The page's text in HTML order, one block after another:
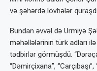
və şəhərdə lövhələr
Bundan əvvəl də Urmiyə
məhəllələrinin türk adları
tədbirlər görmüşdü.
“Dəmirçixana”,